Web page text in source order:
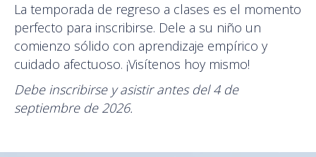
La temporada de regreso a clases es el momento
perfecto para inscribirse. Dele a su niño un
comienzo sólido con aprendizaje empírico y
cuidado afectuoso. ¡Visítenos hoy mismo!
Debe inscribirse y asistir antes del 4 de
septiembre de 2026.